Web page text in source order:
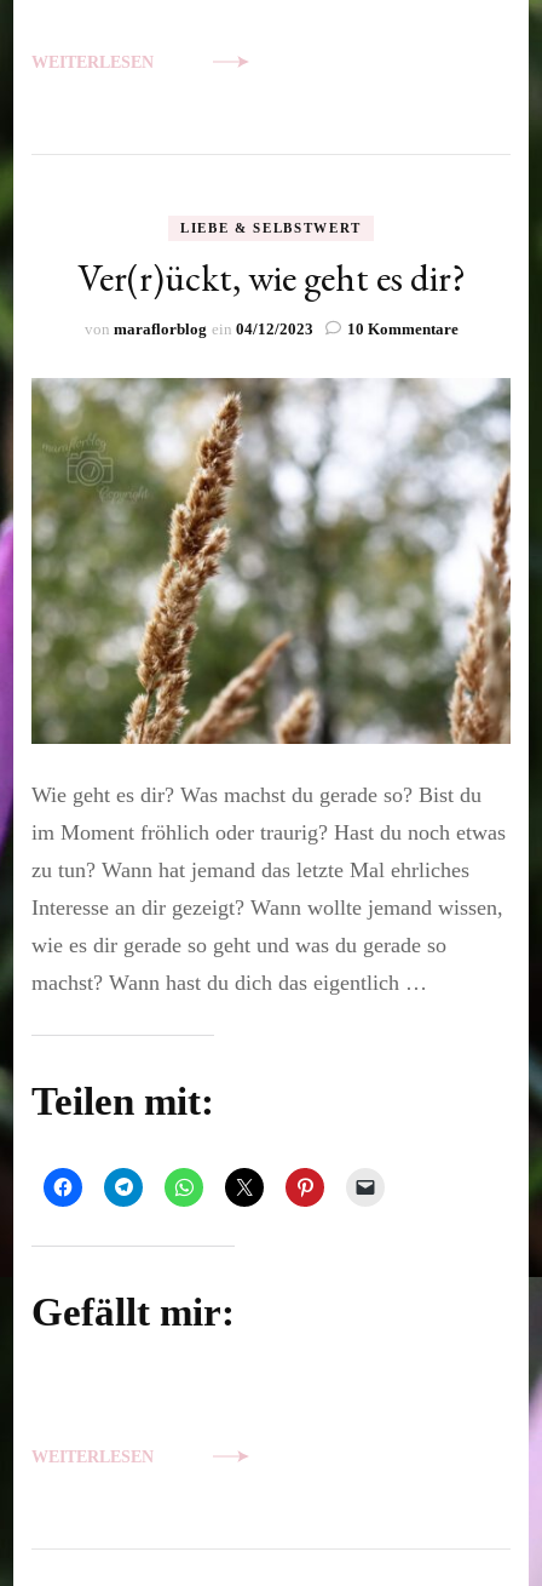
WEITERLESEN
LIEBE & SELBSTWERT
Ver(r)ückt, wie geht es dir?
von maraflorblog ein 04/12/2023 10 Kommentarezu
geht
dir?
Wie geht es dir? Was machst du gerade so? Bist du
im Moment fröhlich oder traurig? Hast du noch etwas
zu tun? Wann hat jemand das letzte Mal ehrliches
Interesse an dir gezeigt? Wann wollte jemand wissen,
wie es dir gerade so geht und was du gerade so
machst? Wann hast du dich das eigentlich …
Teilen mit:
Gefällt mir:
WEITERLESEN